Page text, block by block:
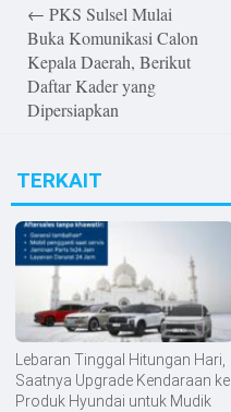
navigation
← PKS Sulsel Mulai
Buka Komunikasi Calon
Kepala Daerah, Berikut
Daftar Kader yang
Dipersiapkan
TERKAIT
Lebaran Tinggal Hitungan Hari,
Saatnya Upgrade Kendaraan ke
Produk Hyundai untuk Mudik